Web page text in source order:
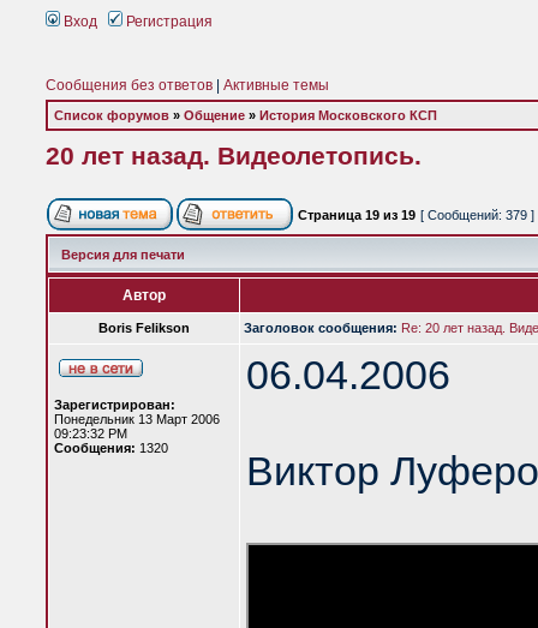
Вход Регистрация
Сообщения без ответов Активные темы
Список форумов » Общение » История Московского КСП
20 лет назад. Видеолетопись.
Страница 19 из 19 [ Сообщений: 379 ]
Версия для печати
Автор
Boris Felikson Заголовок сообщения: Re: 20 лет назад.
Зарегистрирован:
Понедельник 13 Март 2006
09:23:32 PM
Сообщения: 1320
06.04.2006
Виктор